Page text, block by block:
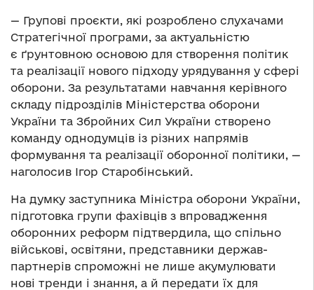
— Групові проєкти, які розроблено слухачами
Стратегічної програми, за актуальністю
є ґрунтовною основою для створення політик
та реалізації нового підходу урядування у сфері
оборони. За результатами навчання керівного
складу підрозділів Міністерства оборони
України та Збройних Сил України створено
команду однодумців із різних напрямів
формування та реалізації оборонної політики, —
наголосив Ігор Старобінський.
На думку заступника Міністра оборони України,
підготовка групи фахівців з впровадження
оборонних реформ підтвердила, що спільно
військові, освітяни, представники держав-
партнерів спроможні не лише акумулювати
нові тренди і знання, а й передати їх для